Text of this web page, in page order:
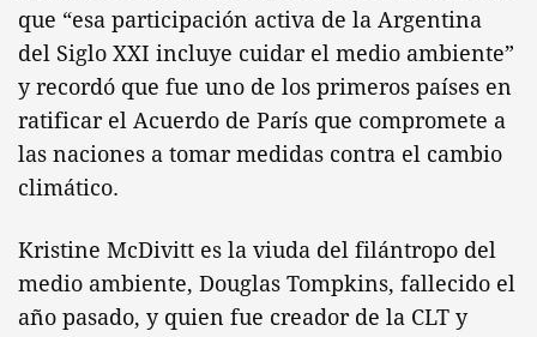
que “esa participación activa de la Argentina
del Siglo XXI incluye cuidar el medio ambiente”
y recordó que fue uno de los primeros países en
ratificar el Acuerdo de París que compromete a
las naciones a tomar medidas contra el cambio
climático.
Kristine McDivitt es la viuda del filántropo del
medio ambiente, Douglas Tompkins, fallecido el
año pasado, y quien fue creador de la CLT y